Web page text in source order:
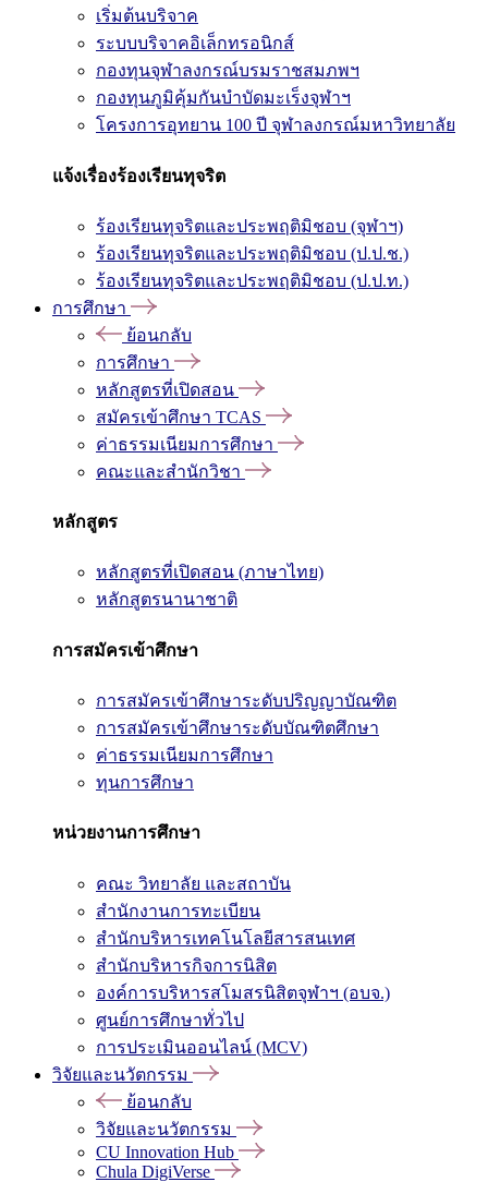
เริ่มต้นบริจาค
ระบบบริจาคอิเล็กทรอนิกส์
กองทุนจุฬาลงกรณ์บรมราชสมภพฯ
กองทุนภูมิคุ้มกันบำบัดมะเร็งจุฬาฯ
โครงการอุทยาน 100 ปี จุฬาลงกรณ์มหาวิทยาลัย
แจ้งเรื่องร้องเรียนทุจริต
ร้องเรียนทุจริตและประพฤติมิชอบ (จุฬาฯ)
ร้องเรียนทุจริตและประพฤติมิชอบ (ป.ป.ช.)
ร้องเรียนทุจริตและประพฤติมิชอบ (ป.ป.ท.)
การศึกษา
ย้อนกลับ
การศึกษา
หลักสูตรที่เปิดสอน
สมัครเข้าศึกษา TCAS
ค่าธรรมเนียมการศึกษา
คณะและสำนักวิชา
หลักสูตร
หลักสูตรที่เปิดสอน (ภาษาไทย)
หลักสูตรนานาชาติ
การสมัครเข้าศึกษา
การสมัครเข้าศึกษาระดับปริญญาบัณฑิต
การสมัครเข้าศึกษาระดับบัณฑิตศึกษา
ค่าธรรมเนียมการศึกษา
ทุนการศึกษา
หน่วยงานการศึกษา
คณะ วิทยาลัย และสถาบัน
สำนักงานการทะเบียน
สำนักบริหารเทคโนโลยีสารสนเทศ
สำนักบริหารกิจการนิสิต
องค์การบริหารสโมสรนิสิตจุฬาฯ (อบจ.)
ศูนย์การศึกษาทั่วไป
การประเมินออนไลน์ (MCV)
วิจัยและนวัตกรรม
ย้อนกลับ
วิจัยและนวัตกรรม
CU Innovation Hub
Chula DigiVerse